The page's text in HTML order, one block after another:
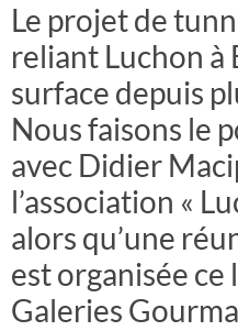
Le projet de
reliant Luchon à
surface depuis
Nous faisons le
avec Didier
l’association «
alors qu’une
est organisée ce
Galeries